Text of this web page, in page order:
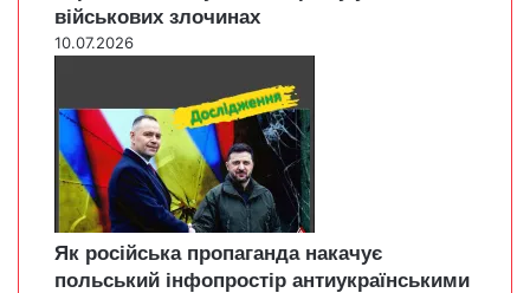
військових злочинах
10.07.2026
Як російська пропаганда накачує
польський інфопростір антиукраїнськими